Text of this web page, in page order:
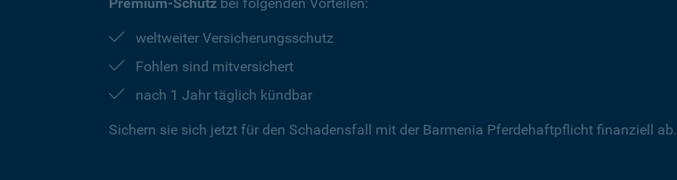
weltweiter Versicherungsschutz
Fohlen sind mitversichert
nach 1 Jahr täglich kündbar
Sichern sie sich jetzt für den Schadensfall mit der Barmenia Pferdehaftpflicht finanziell ab.